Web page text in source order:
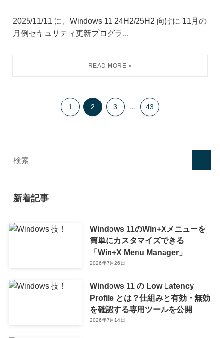
2025/11/11 に、Windows 11 24H2/25H2 向けに 11月の
月例セキュリティ更新プログラ...
1 2 3 43
新着記事
Windows 11のWin+Xメニューを
簡単にカスタマイズできる
「Win+X Menu Manager」
2026年7月26日
Windows 11 の Low Latency
Profile とは？仕組みと有効・無効
を確認する専用ツールを公開
2026年7月14日